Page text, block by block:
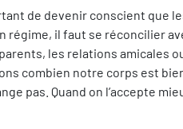
de devenir conscient que
régime, il faut se réconcilier
les relations amicales
combien notre corps est
pas. Quand on l’accepte